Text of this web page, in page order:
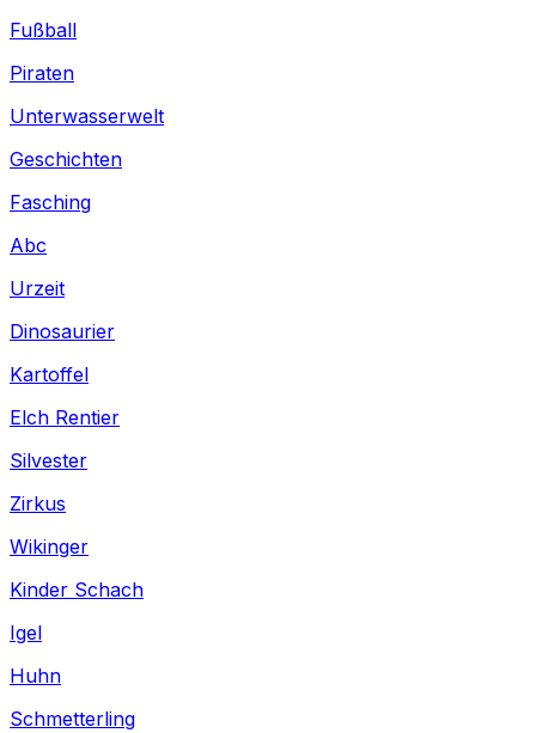
Fußball
Piraten
Unterwasserwelt
Geschichten
Fasching
Abc
Urzeit
Dinosaurier
Kartoffel
Elch Rentier
Silvester
Zirkus
Wikinger
Kinder Schach
Igel
Huhn
Schmetterling